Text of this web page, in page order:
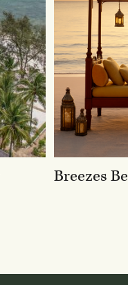
Breezes